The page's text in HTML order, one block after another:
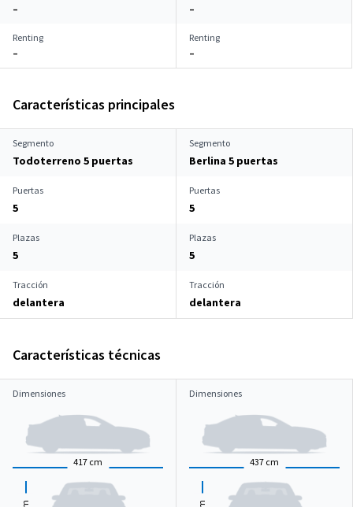
–
–
Renting
–
Renting
–
Características principales
Segmento
Todoterreno 5 puertas
Segmento
Berlina 5 puertas
Puertas
5
Puertas
5
Plazas
5
Plazas
5
Tracción
delantera
Tracción
delantera
Características técnicas
Dimensiones
417 cm
Dimensiones
437 cm